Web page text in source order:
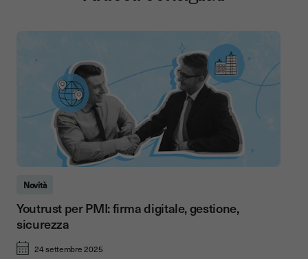
Novità
Youtrust per PMI: firma digitale, gestione,
sicurezza
24 settembre 2025